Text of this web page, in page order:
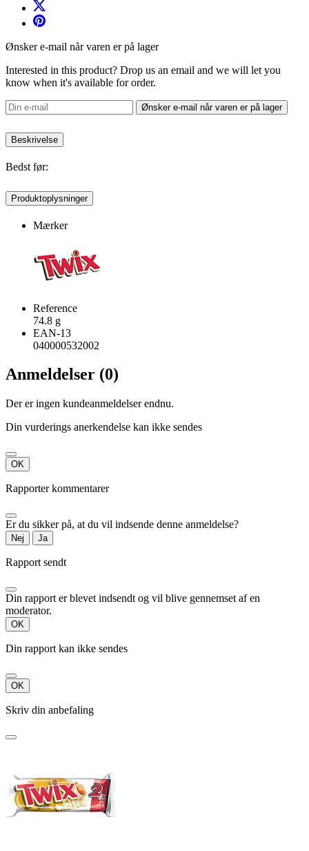
Ønsker e-mail når varen er på lager
Interested in this product? Drop us an email and we will let you
know when it's available for order.
Ønsker e-mail når varen er på lager
Beskrivelse
Bedst før:
Produktoplysninger
Mærker
Reference
74.8 g
EAN-13
040000532002
Anmeldelser (0)
Der er ingen kundeanmeldelser endnu.
Din vurderings anerkendelse kan ikke sendes
OK
Rapporter kommentarer
Er du sikker på, at du vil indsende denne anmeldelse?
Nej Ja
Rapport sendt
Din rapport er blevet indsendt og vil blive gennemset af en
moderator.
OK
Din rapport kan ikke sendes
OK
Skriv din anbefaling